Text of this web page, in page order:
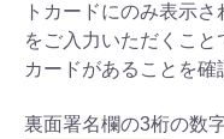
トカードにのみ表示
をご入力いただくこと
カードがあることを確
裏面署名欄の3桁の数